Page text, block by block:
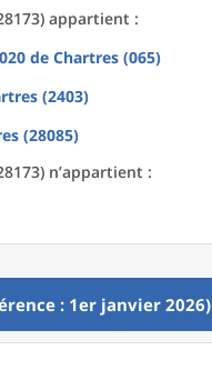
appartient :
de Chartres (065)
(2403)
(28085)
n’appartient :
: 1er janvier 2026)